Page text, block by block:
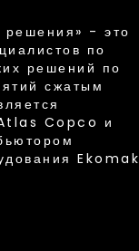
- это
по
решений по
сжатым
Copco и
Ekomak